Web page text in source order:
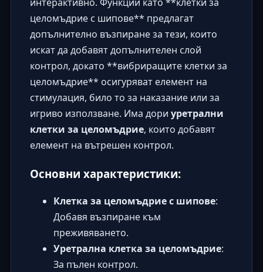
целомъдрие с шипове** предлагат
допълнително възпиране за тези, които
искат да добавят допълнителен слой
контрол, докато **вибриращите клетки за
целомъдрие** осигуряват елемент на
стимулация, било то за наказание или за
игриво използване. Има дори уретрални
клетки за целомъдрие, които добавят
елемент на вътрешен контрол.
Основни характеристики:
Клетка за целомъдрие с шипове:
Добавя възпиране към
преживяването.
Уретрална клетка за целомъдрие:
За пълен контрол.